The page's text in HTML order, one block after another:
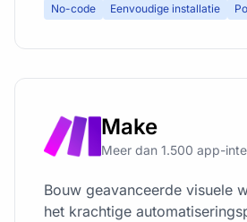
No-code Eenvoudige installatie
Make
Meer dan 1.500 app-
Bouw geavanceerde visuele
het krachtige